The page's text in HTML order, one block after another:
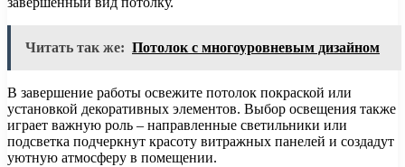
Читать так же: Потолок с многоуровневым дизайном
В завершение работы освежите потолок покраской или
установкой декоративных элементов. Выбор освещения также
играет важную роль – направленные светильники или
подсветка подчеркнут красоту витражных панелей и создадут
уютную атмосферу в помещении.